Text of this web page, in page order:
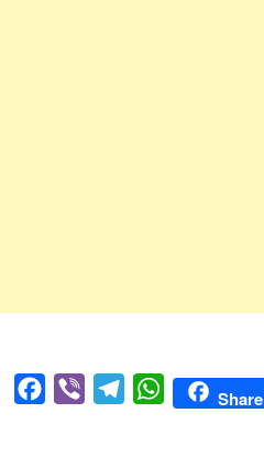
Facebook
Viber TelegramWhatsAppShare